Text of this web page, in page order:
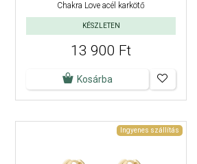
Chakra Love acél karkötő
KÉSZLETEN
13 900 Ft
Kosárba
Ingyenes szállítás